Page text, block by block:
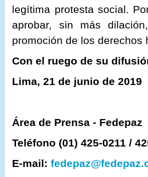
legítima protesta social.
aprobar, sin más
promoción de los
Con el ruego de su
Lima, 21 de junio de 2019
Área de Prensa - Fedepaz
Teléfono (01) 425-0211 /
E-mail: